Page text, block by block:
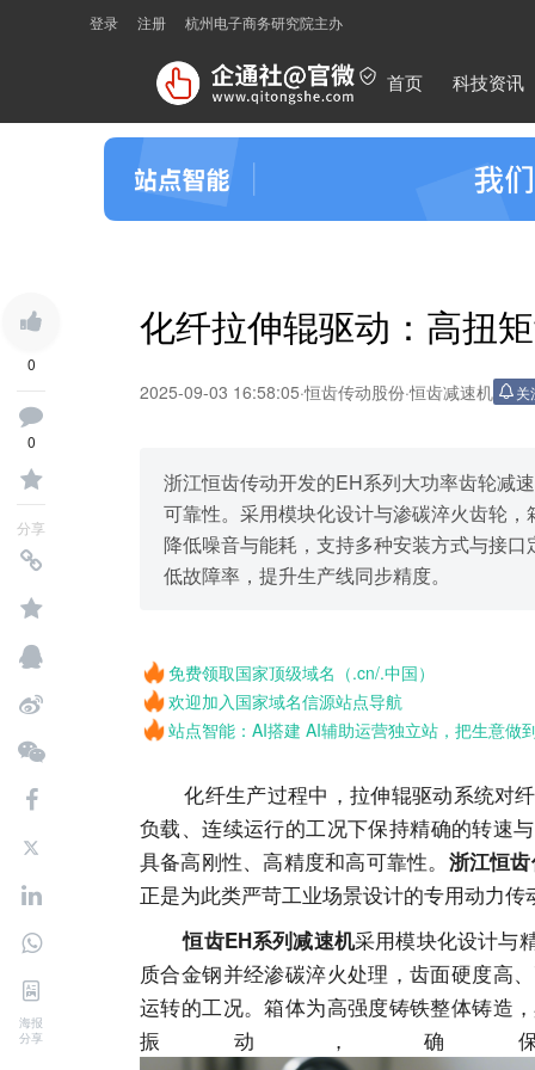
登录 注册 杭州电子商务研究院主办
首页 科技资讯
0
0
分享
海报
分享
化纤拉伸辊驱动：高扭
2025-09-03 16:58:05·恒齿传动股份·恒齿减速机 关
浙江恒齿传动开发的EH系列大功率齿轮减
可靠性。采用模块化设计与渗碳淬火齿轮
降低噪音与能耗，支持多种安装方式与接
低故障率，提升生产线同步精度。
免费领取国家顶级域名（.cn/.中国）
欢迎加入国家域名信源站点导航
站点智能：AI搭建 AI辅助运营独立站，把生意做
化纤生产过程中，拉伸辊驱动系统对纤
负载、连续运行的工况下保持精确的转
具备高刚性、高精度和高可靠性。 浙江恒
正是为此类严苛工业场景设计的专用动力传
恒齿EH系列减速机采用模块化设计与
质合金钢并经渗碳淬火处理，齿面硬度高
运转的工况。箱体为高强度铸铁整体铸造
振动，确